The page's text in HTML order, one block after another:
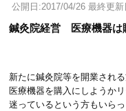
公開日:2017/04/26 最終更
鍼灸院経営 医療機器は
新たに鍼灸院等を開業される
医療機器を購入にしようかリ
迷っているという方もいら